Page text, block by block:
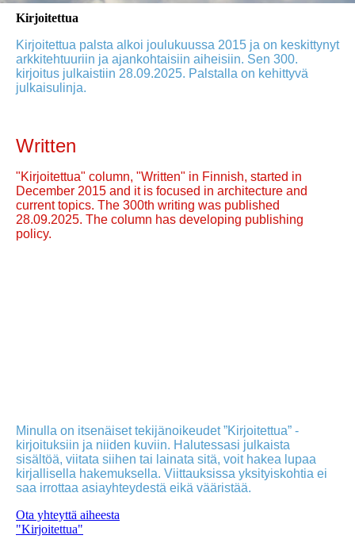
Kirjoitettua
Kirjoitettua palsta alkoi joulukuussa 2015 ja on keskittynyt
arkkitehtuuriin ja ajankohtaisiin aiheisiin. Sen 300.
kirjoitus julkaistiin 28.09.2025. Palstalla on kehittyvä
julkaisulinja.
Written
"Kirjoitettua" column, "Written" in Finnish, started in
December 2015 and it is focused in architecture and
current topics. The 300th writing was published
28.09.2025. The column has developing publishing
policy.
Minulla on itsenäiset tekijänoikeudet ”Kirjoitettua” -
kirjoituksiin ja niiden kuviin. Halutessasi julkaista
sisältöä, viitata siihen tai lainata sitä, voit hakea lupaa
kirjallisella hakemuksella. Viittauksissa yksityiskohtia ei
saa irrottaa asiayhteydestä eikä vääristää.
Ota yhteyttä aiheesta
"Kirjoitettua"